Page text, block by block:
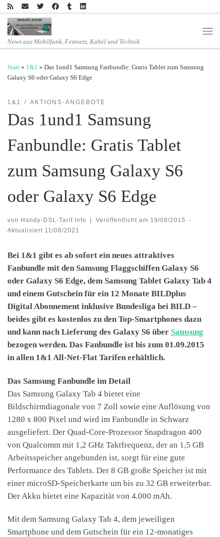
Zum Inhalt springen
News aus Mobilfunk, Festnetz, Kabel und Technik
Start » 1&1 » Das 1und1 Samsung Fanbundle: Gratis Tablet zum Samsung
Galaxy S6 oder Galaxy S6 Edge
1&1 AKTIONS-ANGEBOTE
Das 1und1 Samsung
Fanbundle: Gratis Tablet
zum Samsung Galaxy S6
oder Galaxy S6 Edge
von Handy-DSL-Tarif.Info Veröffentlicht am 19/08/2015
-
Aktualisiert 11/08/2021
Bei 1&1 gibt es ab sofort ein neues attraktives
Fanbundle mit den Samsung Flaggschiffen Galaxy S6
oder Galaxy S6 Edge, dem Samsung Tablet Galaxy Tab 4
und einem Gutschein für ein 12 Monate BILDplus
Digital Abonnement inklusive Bundesliga bei BILD –
beides gibt es kostenlos zu den Top-Smartphones dazu
und kann nach Lieferung des Galaxy S6 über Samsung
bezogen werden. Das Fanbundle ist bis zum 01.09.2015
in allen 1&1 All-Net-Flat Tarifen erhältlich.
Das Samsung Fanbundle im Detail
Das Samsung Galaxy Tab 4 bietet eine
Bildschirmdiagonale von 7 Zoll sowie eine Auflösung von
1280 x 800 Pixel und wird im Fanbundle in Schwarz
ausgeliefert. Der Quad-Core-Prozessor Snapdragon 400
von Qualcomm mit 1,2 GHz Taktfrequenz, der an 1,5 GB
Arbeitsspeicher angebunden ist, sorgt für eine gute
Performance des Tablets. Der 8 GB große Speicher ist mit
einer microSD-Speicherkarte um bis zu 32 GB erweiterbar.
Der Akku bietet eine Kapazität von 4.000 mAh.
Mit dem Samsung Galaxy Tab 4, dem jeweiligen
Smartphone und dem Gutschein für ein 12-monatiges